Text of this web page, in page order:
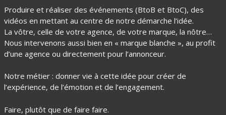
Produire et réaliser des événements (BtoB et BtoC), des
vidéos en mettant au centre de notre démarche l’idée.
La vôtre, celle de votre agence, de votre marque, la nôtre…
Nous intervenons aussi bien en « marque blanche », au profit
d’une agence ou directement pour l’annonceur.
Notre métier : donner vie à cette idée pour créer de
l’expérience, de l’émotion et de l’engagement.
Faire, plutôt que de faire faire.